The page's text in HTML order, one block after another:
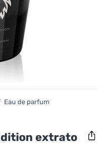
Eau de parfum
extrato